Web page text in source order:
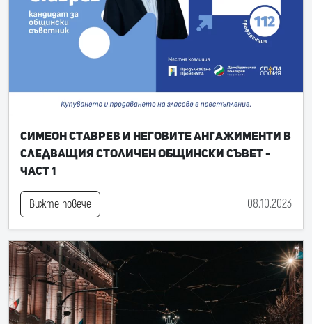
Симеон Ставрев и неговите ангажименти в
следващия Столичен общински съвет -
част 1
Вижте повече 08.10.2023